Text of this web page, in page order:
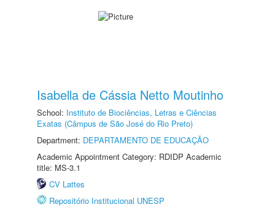
Isabella de Cássia Netto Moutinho
School: Instituto de Biociências, Letras e Ciências
Exatas (Câmpus de São José do Rio Preto)
Department: DEPARTAMENTO DE EDUCAÇÃO
Academic Appointment Category: RDIDP Academic
title: MS-3.1
CV Lattes
Repositório Institucional UNESP